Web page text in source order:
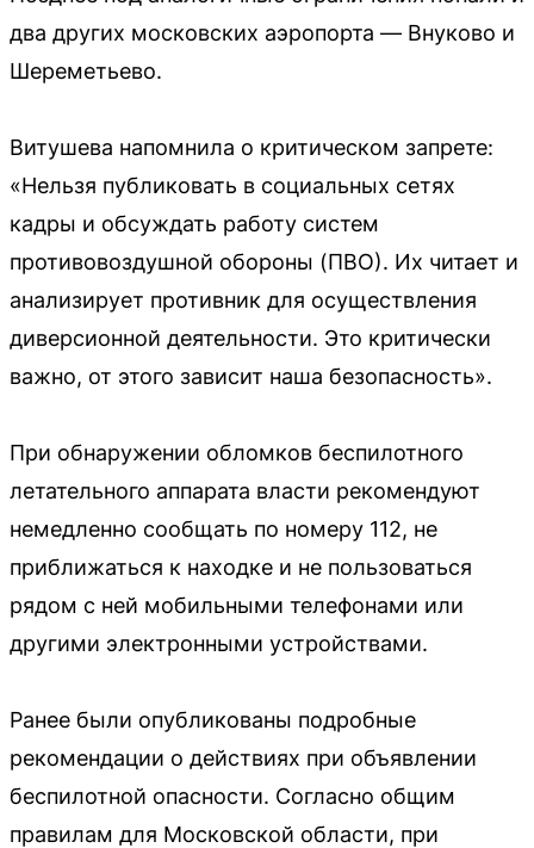
два других московских аэропорта — Внуково и
Шереметьево.
Витушева напомнила о критическом запрете:
«Нельзя публиковать в социальных сетях
кадры и обсуждать работу систем
противовоздушной обороны (ПВО). Их читает и
анализирует противник для осуществления
диверсионной деятельности. Это критически
важно, от этого зависит наша безопасность».
При обнаружении обломков беспилотного
летательного аппарата власти рекомендуют
немедленно сообщать по номеру 112, не
приближаться к находке и не пользоваться
рядом с ней мобильными телефонами или
другими электронными устройствами.
Ранее были опубликованы подробные
рекомендации о действиях при объявлении
беспилотной опасности. Согласно общим
правилам для Московской области, при